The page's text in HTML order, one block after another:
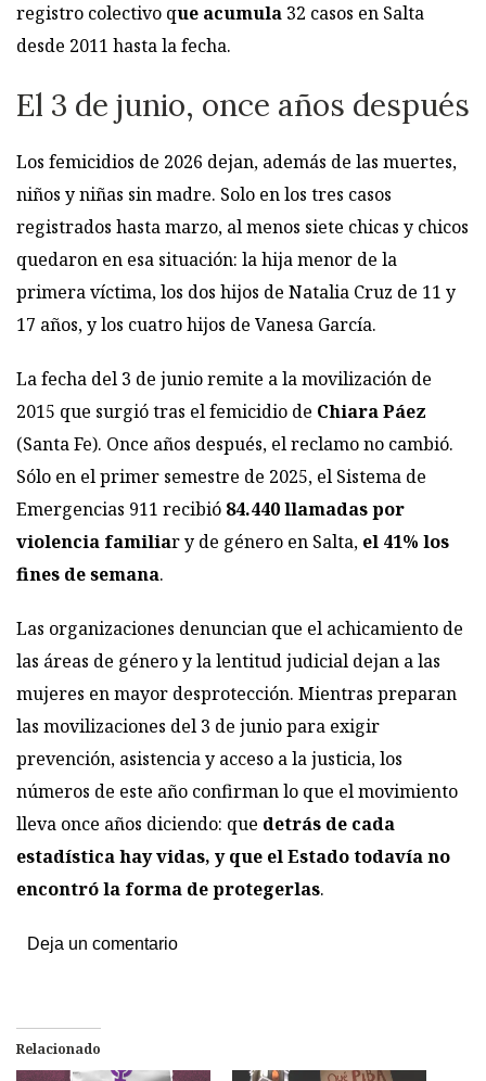
registro colectivo que acumula 32 casos en Salta
desde 2011 hasta la fecha.
El 3 de junio, once años después
Los femicidios de 2026 dejan, además de las muertes,
niños y niñas sin madre. Solo en los tres casos
registrados hasta marzo, al menos siete chicas y chicos
quedaron en esa situación: la hija menor de la
primera víctima, los dos hijos de Natalia Cruz de 11 y
17 años, y los cuatro hijos de Vanesa García.
La fecha del 3 de junio remite a la movilización de
2015 que surgió tras el femicidio de Chiara Páez
(Santa Fe). Once años después, el reclamo no cambió.
Sólo en el primer semestre de 2025, el Sistema de
Emergencias 911 recibió 84.440 llamadas por
violencia familiar y de género en Salta, el 41% los
fines de semana.
Las organizaciones denuncian que el achicamiento de
las áreas de género y la lentitud judicial dejan a las
mujeres en mayor desprotección. Mientras preparan
las movilizaciones del 3 de junio para exigir
prevención, asistencia y acceso a la justicia, los
números de este año confirman lo que el movimiento
lleva once años diciendo: que detrás de cada
estadística hay vidas, y que el Estado todavía no
encontró la forma de protegerlas.
Deja un comentario
Relacionado